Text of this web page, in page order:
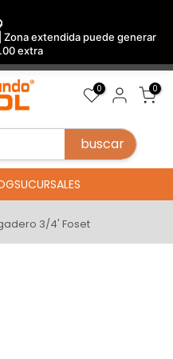
| Zona extendida puede generar
extra
0 0
SUCURSALES
3/4' Foset